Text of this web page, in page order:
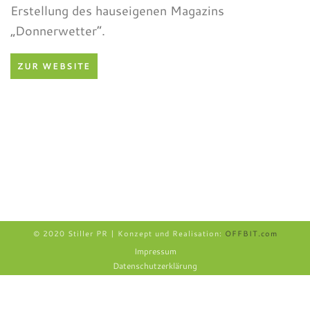
Erstellung des hauseigenen Magazins
„Donnerwetter“.
ZUR WEBSITE
© 2020 Stiller PR | Konzept und Realisation: OFFBIT.com
Impressum
Datenschutzerklärung